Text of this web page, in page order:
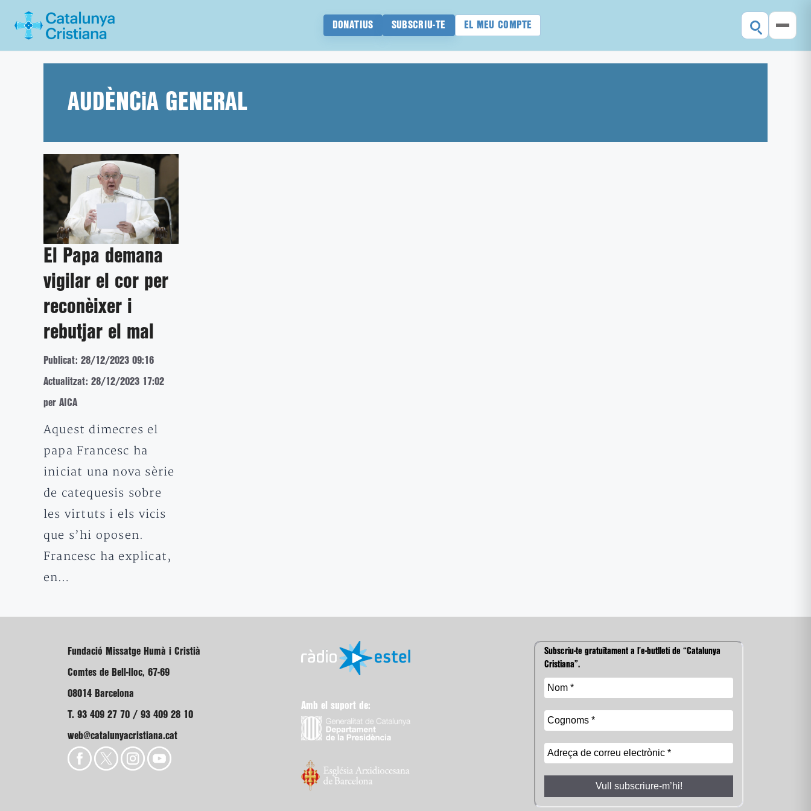
DONATIUS SUBSCRIU-TE EL MEU COMPTE
AUDÈNCiA GENERAL
El Papa demana
vigilar el cor per
reconèixer i
rebutjar el mal
Publicat: 28/12/2023 09:16
Actualitzat: 28/12/2023 17:02
per AICA
Aquest dimecres el
papa Francesc ha
iniciat una nova sèrie
de catequesis sobre
les virtuts i els vicis
que s’hi oposen.
Francesc ha explicat,
en…
Fundació Missatge Humà i Cristià
Comtes de Bell-lloc, 67-69
08014 Barcelona
T. 93 409 27 70 / 93 409 28 10
web@catalunyacristiana.cat
Amb el suport de:
Subscriu-te gratuïtament a l’e-butlletí de “Catalunya
Cristiana”.